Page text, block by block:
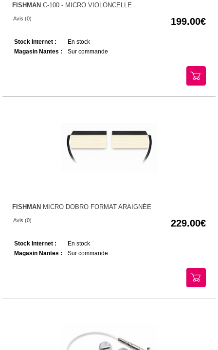
FISHMAN C-100 - MICRO VIOLONCELLE
Avis (0) 199.00
Stock Internet :
En stock
Magasin Nantes :
Sur commande
FISHMAN MICRO DOBRO FORMAT ARAIGNÉE
Avis (0) 229.00
Stock Internet :
En stock
Magasin Nantes :
Sur commande